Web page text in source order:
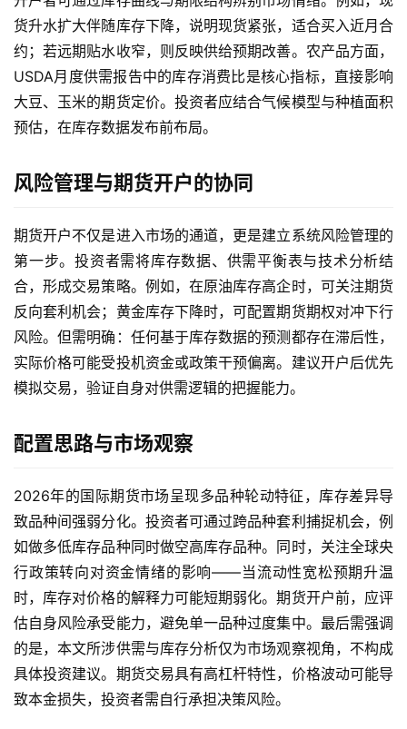
货
国
际
期
货
恒
期
货
期
入
门
货
黄
金
期
货
货升水扩大伴随库存下降，说明现货紧张，适合买入近月合
约；若远期贴水收窄，则反映供给预期改善。农产品方面，
USDA月度供需报告中的库存消费比是核心指标，直接影响
大豆、玉米的期货定价。投资者应结合气候模型与种植面积
预估，在库存数据发布前布局。
风险管理与期货开户的协同
期货开户不仅是进入市场的通道，更是建立系统风险管理的
第一步。投资者需将库存数据、供需平衡表与技术分析结
合，形成交易策略。例如，在原油库存高企时，可关注期货
反向套利机会；黄金库存下降时，可配置期货期权对冲下行
风险。但需明确：任何基于库存数据的预测都存在滞后性，
实际价格可能受投机资金或政策干预偏离。建议开户后优先
模拟交易，验证自身对供需逻辑的把握能力。
配置思路与市场观察
2026年的国际期货市场呈现多品种轮动特征，库存差异导
致品种间强弱分化。投资者可通过跨品种套利捕捉机会，例
如做多低库存品种同时做空高库存品种。同时，关注全球央
行政策转向对资金情绪的影响——当流动性宽松预期升温
时，库存对价格的解释力可能短期弱化。期货开户前，应评
估自身风险承受能力，避免单一品种过度集中。最后需强调
的是，本文所涉供需与库存分析仅为市场观察视角，不构成
具体投资建议。期货交易具有高杠杆特性，价格波动可能导
致本金损失，投资者需自行承担决策风险。